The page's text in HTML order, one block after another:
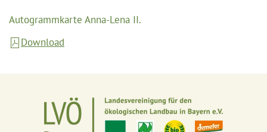
Autogrammkarte Anna-Lena II.
Download